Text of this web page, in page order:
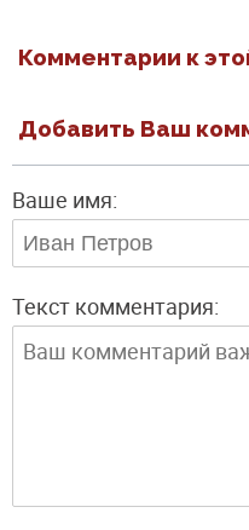
Комментарии к
Добавить Ваш
Ваше имя:
Текст комментария: